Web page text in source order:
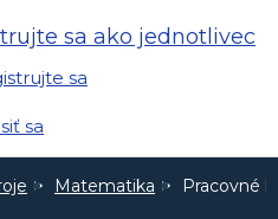
sa ako jednotlivec
sa
sa
Matematika Pracovné